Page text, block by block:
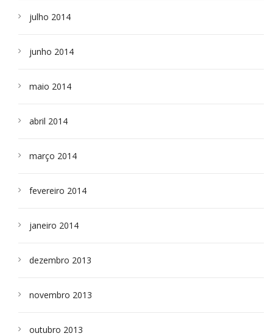
julho 2014
junho 2014
maio 2014
abril 2014
março 2014
fevereiro 2014
janeiro 2014
dezembro 2013
novembro 2013
outubro 2013